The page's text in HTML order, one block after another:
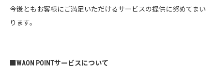
今後ともお客様にご満足いただけるサービスの提供に努めてまい
ります。
■WAON POINTサービスについて